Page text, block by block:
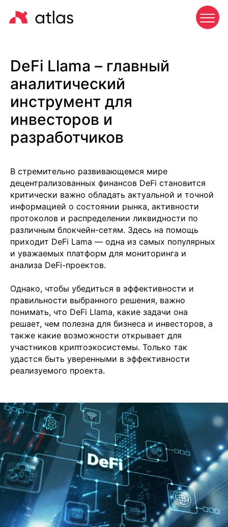
DeFi Llama – главный
аналитический
инструмент для
инвесторов и
разработчиков
В стремительно развивающемся мире
децентрализованных финансов DeFi становится
критически важно обладать актуальной и точной
информацией о состоянии рынка, активности
протоколов и распределении ликвидности по
различным блокчейн-сетям. Здесь на помощь
приходит DeFi Lama — одна из самых популярных
и уважаемых платформ для мониторинга и
анализа DeFi-проектов.
Однако, чтобы убедиться в эффективности и
правильности выбранного решения, важно
понимать, что DeFi Llama, какие задачи она
решает, чем полезна для бизнеса и инвесторов, а
также какие возможности открывает для
участников криптоэкосистемы. Только так
удастся быть уверенными в эффективности
реализуемого проекта.